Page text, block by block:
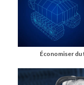
Économiser